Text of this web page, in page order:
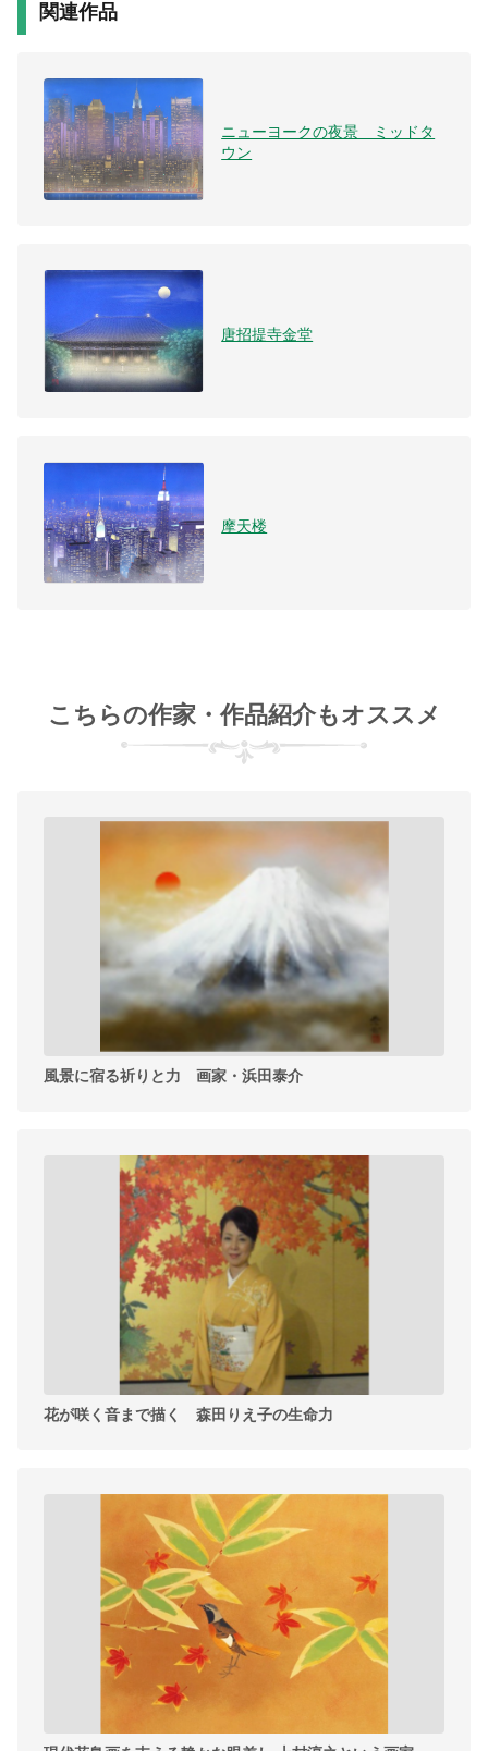
関連作品
ニューヨークの夜景 ミッドタ
ウン
唐招提寺金堂
摩天楼
こちらの作家・作品紹介もオススメ
風景に宿る祈りと力 画家・浜田泰介
花が咲く音まで描く 森田りえ子の生命力